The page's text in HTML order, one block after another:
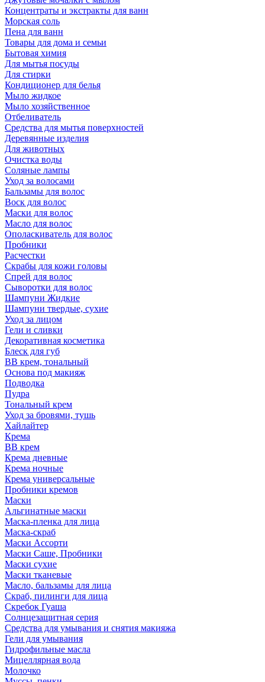
Концентраты и экстракты для ванн
Морская соль
Пена для ванн
Товары для дома и семьи
Бытовая химия
Для мытья посуды
Для стирки
Кондиционер для белья
Мыло жидкое
Мыло хозяйственное
Отбеливатель
Средства для мытья поверхностей
Деревянные изделия
Для животных
Очистка воды
Соляные лампы
Уход за волосами
Бальзамы для волос
Воск для волос
Маски для волос
Масло для волос
Ополаскиватель для волос
Пробники
Расчестки
Скрабы для кожи головы
Спрей для волос
Сыворотки для волос
Шампуни Жидкие
Шампуни твердые, сухие
Уход за лицом
Гели и сливки
Декоративная косметика
Блеск для губ
ВВ крем, тональный
Основа под макияж
Подводка
Пудра
Тональный крем
Уход за бровями, тушь
Хайлайтер
Крема
ВВ крем
Крема дневные
Крема ночные
Крема универсальные
Пробники кремов
Маски
Альгинатные маски
Маска-пленка для лица
Маска-скраб
Маски Ассорти
Маски Саше, Пробники
Маски сухие
Маски тканевые
Масло, бальзамы для лица
Скраб, пилинги для лица
Скребок Гуаша
Солнцезащитная серия
Средства для умывания и снятия макияжа
Гели для умывания
Гидрофильные масла
Мицеллярная вода
Молочко